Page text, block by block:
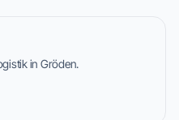
in Gröden.